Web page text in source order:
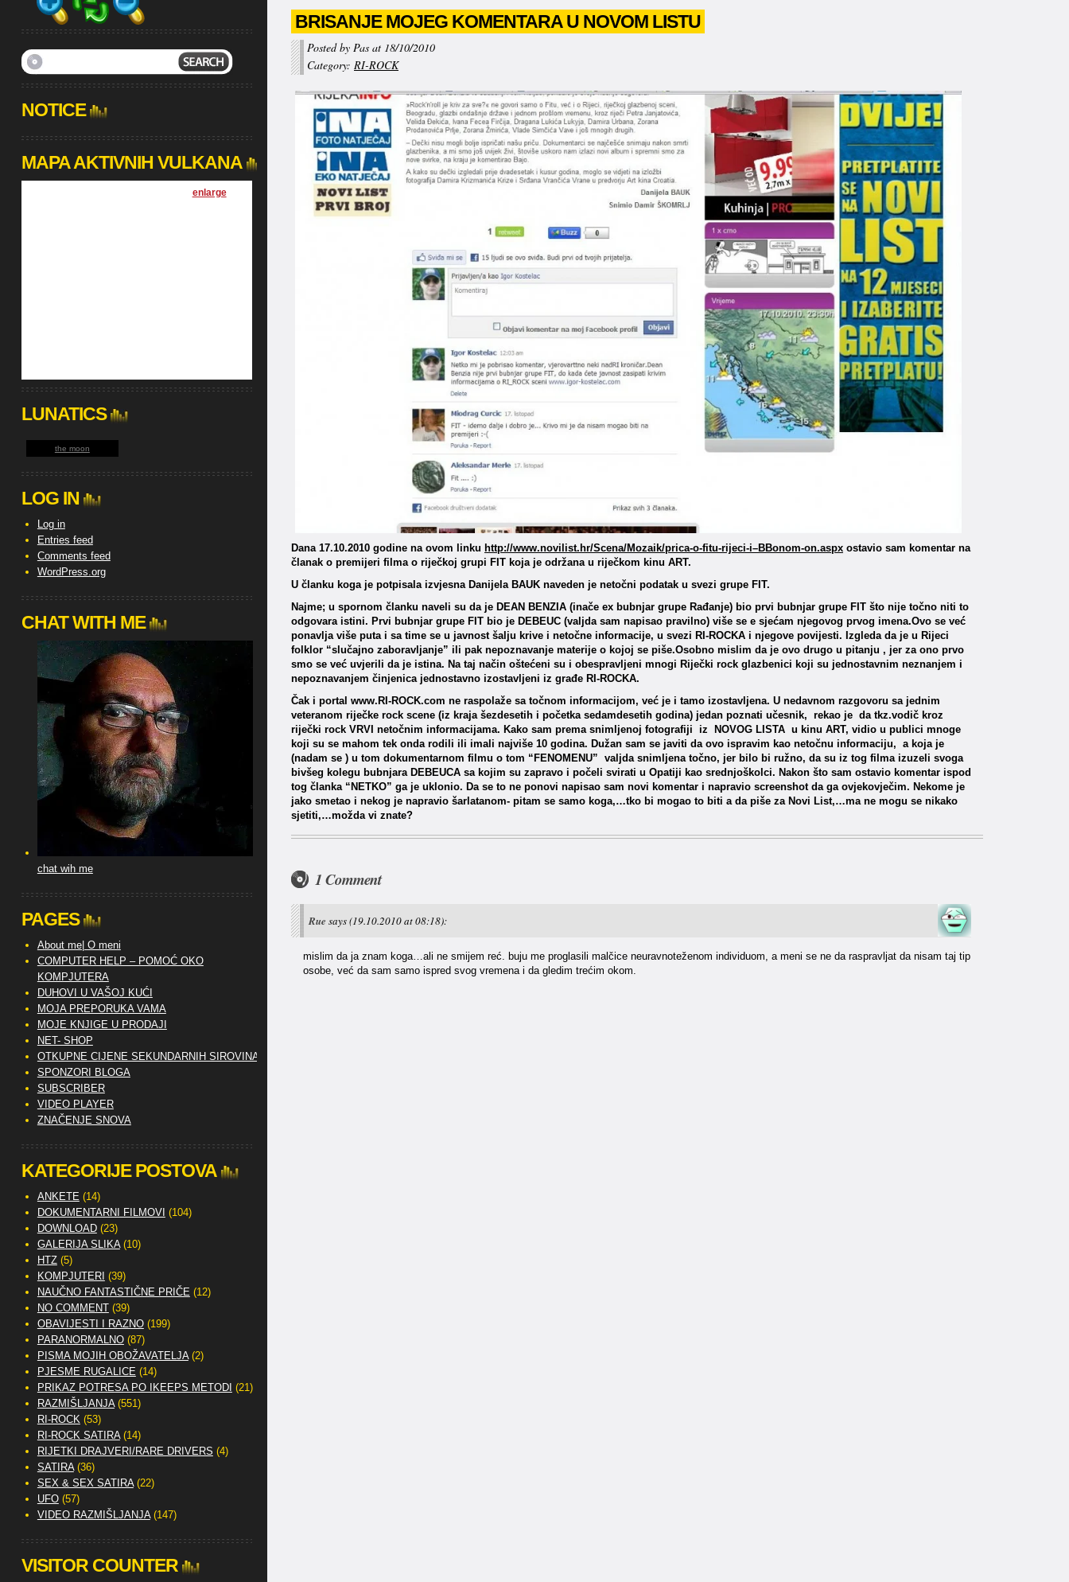
BRISANJE MOJEG KOMENTARA U NOVOM LISTU
Posted by Pas at 18/10/2010
Category: RI-ROCK
Dana 17.10.2010 godine na ovom linku http://www.novilist.hr/Scena/Mozaik/prica-o-fitu-rijeci-i–BBonom-on.aspx ostavio sam komentar na
članak o premijeri filma o riječkoj grupi FIT koja je održana u riječkom kinu ART.
U članku koga je potpisala izvjesna Danijela BAUK naveden je netočni podatak u svezi grupe FIT.
Najme; u spornom članku naveli su da je DEAN BENZIA (inače ex bubnjar grupe Rađanje) bio prvi bubnjar grupe FIT što nije točno niti to
odgovara istini. Prvi bubnjar grupe FIT bio je DEBEUC (valjda sam napisao pravilno) više se e sjećam njegovog prvog imena.Ovo se već
ponavlja više puta i sa time se u javnost šalju krive i netočne informacije, u svezi RI-ROCKA i njegove povijesti. Izgleda da je u Rijeci
folklor “slučajno zaboravljanje” ili pak nepoznavanje materije o kojoj se piše.Osobno mislim da je ovo drugo u pitanju , jer za ono prvo
smo se već uvjerili da je istina. Na taj način oštećeni su i obespravljeni mnogi Riječki rock glazbenici koji su jednostavnim neznanjem i
nepoznavanjem činjenica jednostavno izostavljeni iz građe RI-ROCKA.
Čak i portal www.RI-ROCK.com ne raspolaže sa točnom informacijom, već je i tamo izostavljena. U nedavnom razgovoru sa jednim
veteranom riječke rock scene (iz kraja šezdesetih i početka sedamdesetih godina) jedan poznati učesnik, rekao je da tkz.vodič kroz
riječki rock VRVI netočnim informacijama. Kako sam prema snimljenoj fotografiji iz NOVOG LISTA u kinu ART, vidio u publici mnoge
koji su se mahom tek onda rodili ili imali najviše 10 godina. Dužan sam se javiti da ovo ispravim kao netočnu informaciju, a koja je
(nadam se ) u tom dokumentarnom filmu o tom “FENOMENU” valjda snimljena točno, jer bilo bi ružno, da su iz tog filma izuzeli svoga
bivšeg kolegu bubnjara DEBEUCA sa kojim su zapravo i počeli svirati u Opatiji kao srednjoškolci. Nakon što sam ostavio komentar ispod
tog članka “NETKO” ga je uklonio. Da se to ne ponovi napisao sam novi komentar i napravio screenshot da ga ovjekovječim. Nekome je
jako smetao i nekog je napravio šarlatanom- pitam se samo koga,…tko bi mogao to biti a da piše za Novi List,…ma ne mogu se nikako
sjetiti,…možda vi znate?
1 Comment
Rue says(19.10.2010 at 08:18):
mislim da ja znam koga…ali ne smijem reć. buju me proglasili malčice neuravnoteženom individuom, a meni se ne da raspravljat da nisam taj tip
osobe, već da sam samo ispred svog vremena i da gledim trećim okom.
NOTICE
MAPA AKTIVNIH VULKANA
enlarge]
LUNATICS
the moon
LOG IN
Log in
Entries feed
Comments feed
WordPress.org
CHAT WITH ME
chat wih me
PAGES
About me| O meni
COMPUTER HELP – POMOĆ OKO
KOMPJUTERA
DUHOVI U VAŠOJ KUĆI
MOJA PREPORUKA VAMA
MOJE KNJIGE U PRODAJI
NET- SHOP
OTKUPNE CIJENE SEKUNDARNIH SIROVINA
SPONZORI BLOGA
SUBSCRIBER
VIDEO PLAYER
ZNAČENJE SNOVA
KATEGORIJE POSTOVA
ANKETE (14)
DOKUMENTARNI FILMOVI (104)
DOWNLOAD(23)
GALERIJA SLIKA(10)
HTZ(5)
KOMPJUTERI (39)
NAUČNO FANTASTIČNE PRIČE (12)
NO COMMENT(39)
OBAVIJESTI I RAZNO(199)
PARANORMALNO(87)
PISMA MOJIH OBOŽAVATELJA(2)
PJESME RUGALICE (14)
PRIKAZ POTRESA PO IKEEPS METODI (21)
RAZMIŠLJANJA(551)
RI-ROCK(53)
RI-ROCK SATIRA(14)
RIJETKI DRAJVERI/RARE DRIVERS (4)
SATIRA(36)
SEX & SEX SATIRA(22)
UFO(57)
VIDEO RAZMIŠLJANJA(147)
VISITOR COUNTER